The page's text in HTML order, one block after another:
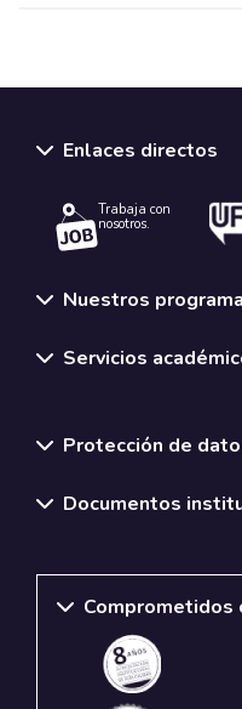
Enlaces directos
Trabaja con
nosotros.
Nuestros
Servicios
Protección de
Documentos
Comprometidos